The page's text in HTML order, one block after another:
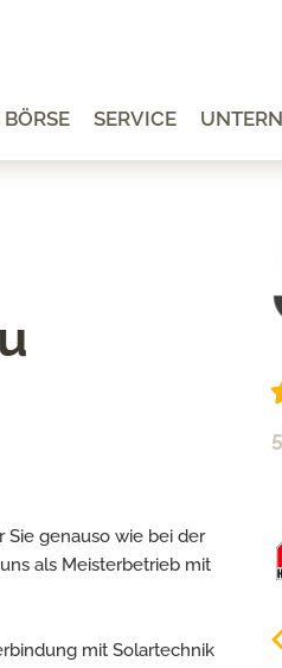
SERVICE
Sie genauso wie bei der
als Meisterbetrieb mit
mit Solartechnik